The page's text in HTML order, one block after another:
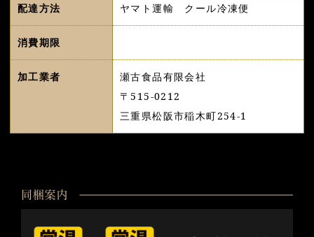
配達方法 ヤマト運輸 クール冷凍便
消費期限
加工業者
瀬古食品有限会社
〒515-0212
三重県松阪市稲木町254-1